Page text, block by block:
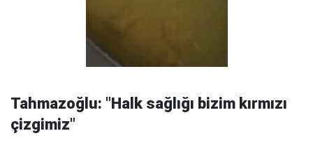
Tahmazoğlu: "Halk sağlığı bizim kırmızı
çizgimiz"